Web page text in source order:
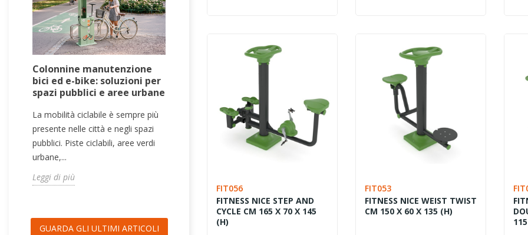
Colonnine manutenzione
bici ed e-bike: soluzioni per
spazi pubblici e aree urbane
La mobilità ciclabile è sempre più
presente nelle città e negli spazi
pubblici. Piste ciclabili, aree verdi
urbane,...
Leggi di più
Tavoli da gioco per parchi
outdoor
I tavoli da gioco per parchi pubblici
sono una soluzione efficace per
rendere aree urbane, scuole, centri
Leggi di più
Altalene per parchi pubblici:
come scegliere il modello
più adatto
Le altalene per parchi pubblici
sono tra le attrezzature più
richieste nella progettazione di
GUARDA GLI ULTIMI ARTICOLI
FIT056
FITNESS NICE STEP AND
CYCLE CM 165 X 70 X 145
(H)
FIT053
FITNESS NICE WEIST TWIST
CM 150 X 60 X 135 (H)